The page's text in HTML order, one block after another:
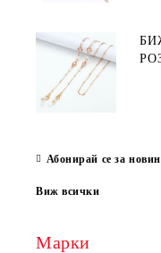
Абонирай се за
Виж всички
Марки